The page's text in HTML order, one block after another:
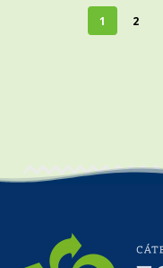
1 2